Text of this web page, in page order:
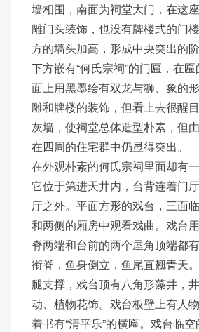
墙相围，南面为祠堂大门，在这
雕门头装饰，也没有牌楼式的门
方的墙头加高，形成中央突出的
下方嵌有“何氏宗祠”的门匾，在
面上用黑墨绘有双龙与狮、象的
雕和牌楼的装饰，但看上去很醒
灰墙，使祠堂总体造型朴素，但
在四周的住宅群中仍显得突出。
在外观朴素的何氏宗祠里面却有一
它位于第进天井内，台背连着门
厅之外。平面方形的戏台，三面
和两侧的厢房中观看戏曲。戏台
脊两端和台前的两个屋角顶端都
衔脊，鱼身倒立，鱼尾直翘青天
腿支撑，戏台顶有八角形藻井，
动、植物花饰。戏台板壁上有人
着书有“清平乐”的横匾。戏台临